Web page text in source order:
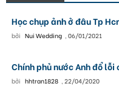
Học chụp ảnh ở đâu Tp
bởi Nui Wedding , 06/01/2021
Chính phủ nước Anh đổ lỗi
bởi hhtran1828 , 22/04/2020